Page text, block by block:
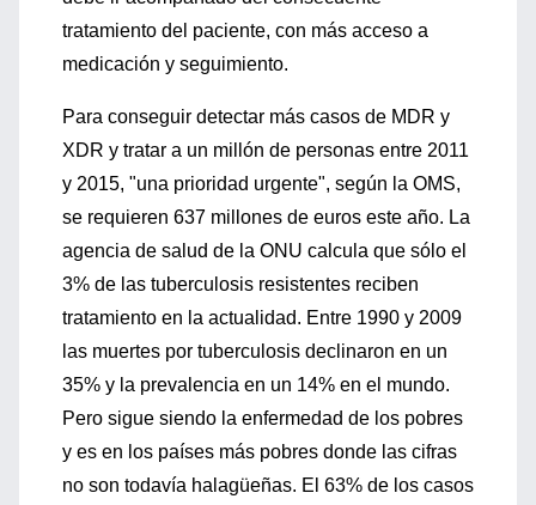
tratamiento del paciente, con más acceso a
medicación y seguimiento.
Para conseguir detectar más casos de MDR y
XDR y tratar a un millón de personas entre 2011
y 2015, "una prioridad urgente", según la OMS,
se requieren 637 millones de euros este año. La
agencia de salud de la ONU calcula que sólo el
3% de las tuberculosis resistentes reciben
tratamiento en la actualidad. Entre 1990 y 2009
las muertes por tuberculosis declinaron en un
35% y la prevalencia en un 14% en el mundo.
Pero sigue siendo la enfermedad de los pobres
y es en los países más pobres donde las cifras
no son todavía halagüeñas. El 63% de los casos